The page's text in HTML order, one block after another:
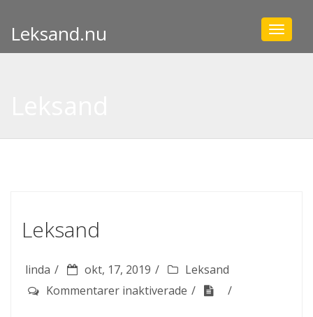
Leksand.nu
Toggle
Leksand
linda okt, 17, 2019
Leksand
Kommentarer inaktiverade för